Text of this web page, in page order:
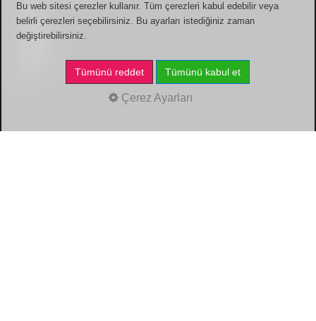
Bu web sitesi çerezler kullanır. Tüm çerezleri kabul edebilir veya
belirli çerezleri seçebilirsiniz. Bu ayarları istediğiniz zaman
değiştirebilirsiniz.
Tümünü reddet Tümünü kabul et
Çerez Ayarları